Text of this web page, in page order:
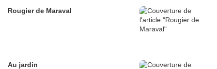
Rougier de Maraval
Au jardin